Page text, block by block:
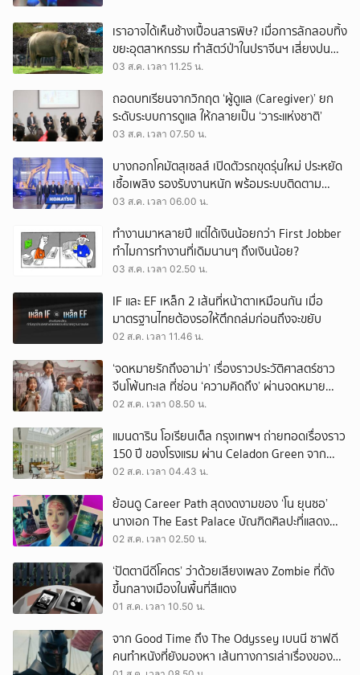
เราอาจได้เห็นช้างเปื้อนสารพิษ? เมื่อการลักลอบทิ้ง
ขยะอุตสาหกรรม ทำสัตว์ป่าในปราจีนฯ เสี่ยงปน
เปื้อน
03 ส.ค. เวลา 11.25 น.
ถอดบทเรียนจากวิกฤต ‘ผู้ดูแล (Caregiver)’ ยก
ระดับระบบการดูแล ให้กลายเป็น ‘วาระแห่งชาติ’
03 ส.ค. เวลา 07.50 น.
บางกอกโคมัตสุเซลส์ เปิดตัวรถขุดรุ่นใหม่ ประหยัด
เชื้อเพลิง รองรับงานหนัก พร้อมระบบติดตาม
เครื่องจักรผ่านดาวเทียม
03 ส.ค. เวลา 06.00 น.
ทำงานมาหลายปี แต่ได้เงินน้อยกว่า First Jobber
ทำไมการทำงานที่เดิมนานๆ ถึงเงินน้อย?
03 ส.ค. เวลา 02.50 น.
IF และ EF เหล็ก 2 เส้นที่หน้าตาเหมือนกัน เมื่อ
มาตรฐานไทยต้องรอให้ตึกถล่มก่อนถึงจะขยับ
02 ส.ค. เวลา 11.46 น.
‘จดหมายรักถึงอาม่า’ เรื่องราวประวัติศาสตร์ชาว
จีนโพ้นทะเล ที่ซ่อน ‘ความคิดถึง’ ผ่านจดหมาย
‘โพยก๊วน’
02 ส.ค. เวลา 08.50 น.
แมนดาริน โอเรียนเต็ล กรุงเทพฯ ถ่ายทอดเรื่องราว
150 ปี ของโรงแรม ผ่าน Celadon Green จาก
เครื่องศิลาดล
02 ส.ค. เวลา 04.43 น.
ย้อนดู Career Path สุดงดงามของ ‘โน ยุนซอ’
นางเอก The East Palace บัณฑิตศิลปะที่แสดง
เรื่องไหนก็ปัง
02 ส.ค. เวลา 02.50 น.
‘ปัตตานีดีโคตร’ ว่าด้วยเสียงเพลง Zombie ที่ดัง
ขึ้นกลางเมืองในพื้นที่สีแดง
01 ส.ค. เวลา 10.50 น.
จาก Good Time ถึง The Odyssey เบนนี ซาฟดี
คนทำหนังที่ยังมองหา เส้นทางการเล่าเรื่องของตัว